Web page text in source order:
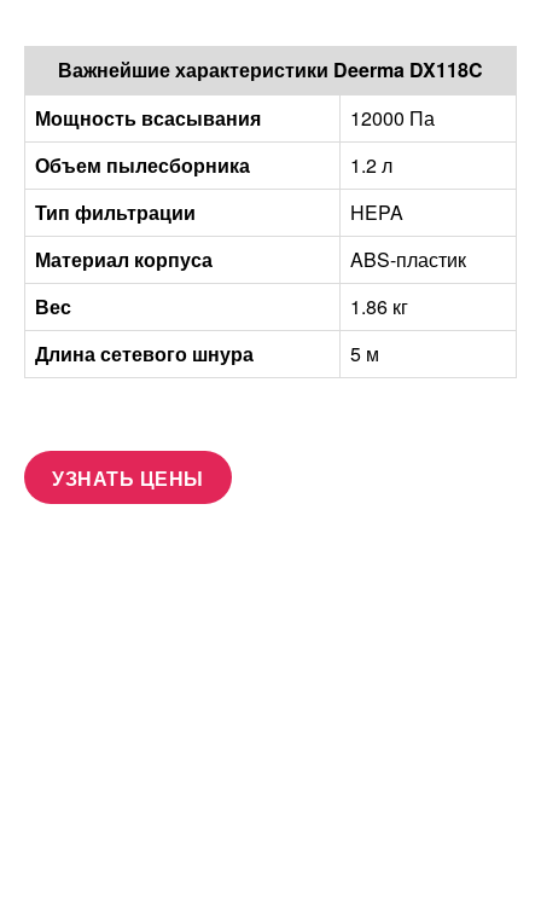
Важнейшие характеристики Deerma DX118C
Мощность всасывания
12000 Па
Объем пылесборника
1.2 л
Тип фильтрации
HEPA
Материал корпуса
ABS-пластик
Вес
1.86 кг
Длина сетевого шнура
5 м
УЗНАТЬ ЦЕНЫ